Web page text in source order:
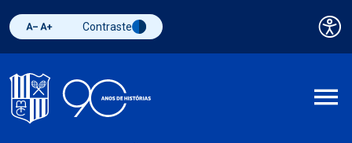
Diminuir fonte
Aumentar fonteAlternar contraste
Contraste